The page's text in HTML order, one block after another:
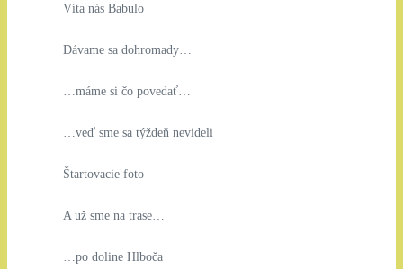
Víta nás Babulo
Dávame sa dohromady…
…máme si čo povedať…
…veď sme sa týždeň nevideli
Štartovacie foto
A už sme na trase…
…po doline Hlboča